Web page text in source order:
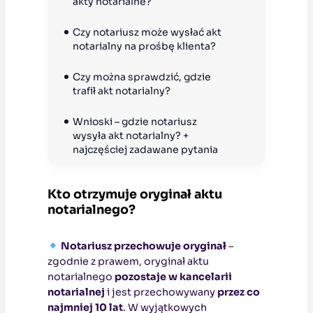
Czy notariusz może wysłać akt
notarialny na prośbę klienta?
Czy można sprawdzić, gdzie
trafił akt notarialny?
Wnioski – gdzie notariusz
wysyła akt notarialny? +
najczęściej zadawane pytania
Kto otrzymuje oryginał aktu
notarialnego?
Notariusz przechowuje oryginał–
zgodnie z prawem, oryginał aktu
notarialnego pozostaje w kancelarii
notarialnej i jest przechowywany przez co
najmniej 10 lat. W wyjątkowych